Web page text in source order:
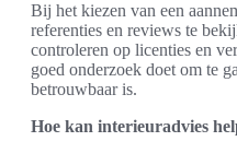
Bij het kiezen van een
referenties en reviews te
controleren op licenties en
goed onderzoek doet om te
betrouwbaar is.
Hoe kan interieuradvies